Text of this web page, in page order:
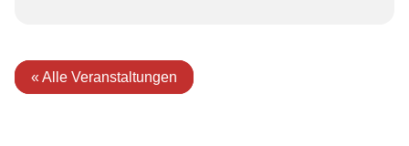
« Alle Veranstaltungen